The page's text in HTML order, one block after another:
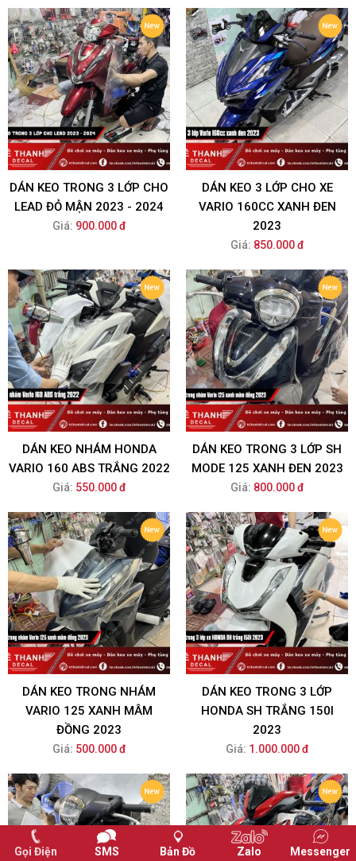
DÁN KEO TRONG 3 LỚP CHO
LEAD ĐỎ MẬN 2023 - 2024
Giá: 900.000 đ
DÁN KEO 3 LỚP CHO XE
VARIO 160CC XANH ĐEN
2023
Giá: 850.000 đ
DÁN KEO NHÁM HONDA
VARIO 160 ABS TRẮNG 2022
Giá: 550.000 đ
DÁN KEO TRONG 3 LỚP SH
MODE 125 XANH ĐEN 2023
Giá: 800.000 đ
DÁN KEO TRONG NHÁM
VARIO 125 XANH MÂM
ĐỒNG 2023
Giá: 500.000 đ
DÁN KEO TRONG 3 LỚP
HONDA SH TRẮNG 150I
2023
Giá: 1.000.000 đ
Gọi Điện SMS Bản Đồ Zalo Messenger